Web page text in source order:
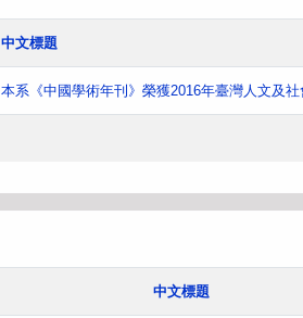
中文標題
本系《中國學術年刊》榮獲2016年臺灣人文及
中文標題